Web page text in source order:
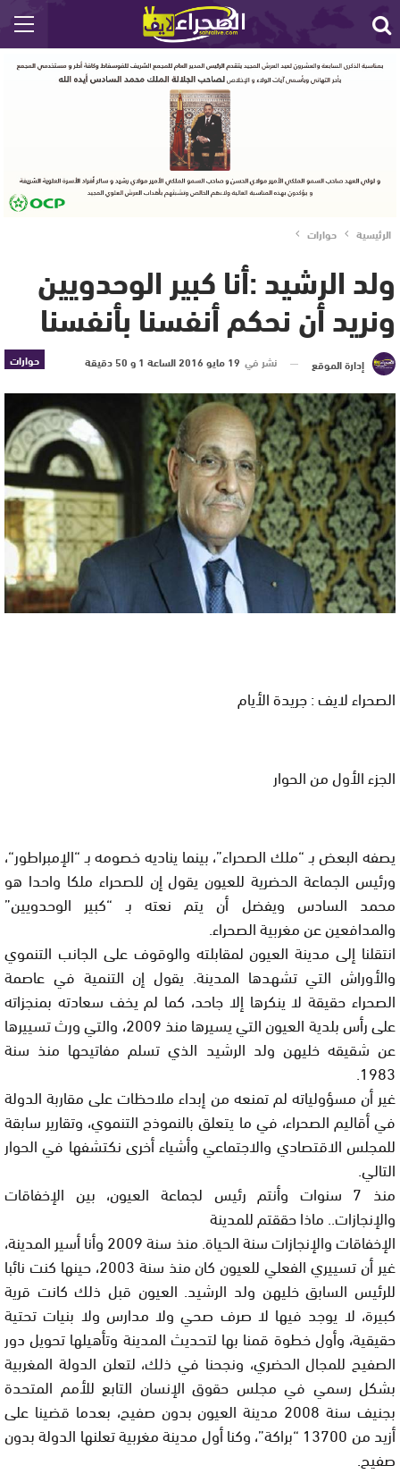
الرئيسية حوارات
ولد الرشيد :أنا كبير الوحدويين
ونريد أن نحكم أنفسنا بأنفسنا
حوارات إدارة الموقع نشر في 19 مايو 2016 الساعة 1 و 50 دقيقة
الصحراء لايف : جريدة الأيام
الجزء الأول من الحوار
يصفه البعض بـ “ملك الصحراء”، بينما يناديه خصومه بـ “الإمبراطور“،
ورئيس الجماعة الحضرية للعيون يقول إن للصحراء ملكا واحدا هو
محمد السادس ويفضل أن يتم نعته بـ “كبير الوحدويين”
والمدافعين عن مغربية الصحراء.
انتقلنا إلى مدينة العيون لمقابلته والوقوف على الجانب التنموي
والأوراش التي تشهدها المدينة. يقول إن التنمية في عاصمة
الصحراء حقيقة لا ينكرها إلا جاحد، كما لم يخف سعادته بمنجزاته
على رأس بلدية العيون التي يسيرها منذ 2009، والتي ورث تسييرها
عن شقيقه خليهن ولد الرشيد الذي تسلم مفاتيحها منذ سنة
1983
.
غير أن مسؤولياته لم تمنعه من إبداء ملاحظات على مقاربة الدولة
في أقاليم الصحراء، في ما يتعلق بالنموذج التنموي، وتقارير سابقة
للمجلس الاقتصادي والاجتماعي وأشياء أخرى نكتشفها في الحوار
التالي.
منذ 7 سنوات وأنتم رئيس لجماعة العيون، بين الإخفاقات
والإنجازات.. ماذا حققتم للمدينة
الإخفاقات والإنجازات سنة الحياة. منذ سنة 2009 وأنا أسير المدينة،
غير أن تسييري الفعلي للعيون كان منذ سنة 2003، حينها كنت نائبا
للرئيس السابق خليهن ولد الرشيد. العيون قبل ذلك كانت قرية
كبيرة، لا يوجد فيها لا صرف صحي ولا مدارس ولا بنيات تحتية
حقيقية، وأول خطوة قمنا بها لتحديث المدينة وتأهيلها تحويل دور
الصفيح للمجال الحضري، ونجحنا في ذلك، لتعلن الدولة المغربية
بشكل رسمي في مجلس حقوق الإنسان التابع للأمم المتحدة
بجنيف سنة
2008 مدينة العيون بدون صفيح، بعدما قضينا على
أزيد من 13700 “براكة”، وكنا أول مدينة مغربية تعلنها الدولة بدون
صفيح.